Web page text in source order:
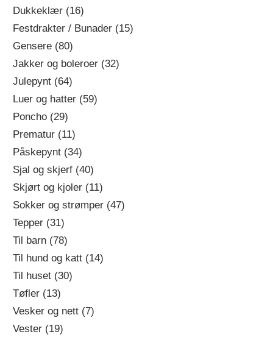
Dukkeklær (16)
Festdrakter / Bunader (15)
Gensere (80)
Jakker og boleroer (32)
Julepynt (64)
Luer og hatter (59)
Poncho (29)
Prematur (11)
Påskepynt (34)
Sjal og skjerf (40)
Skjørt og kjoler (11)
Sokker og strømper (47)
Tepper (31)
Til barn (78)
Til hund og katt (14)
Til huset (30)
Tøfler (13)
Vesker og nett (7)
Vester (19)